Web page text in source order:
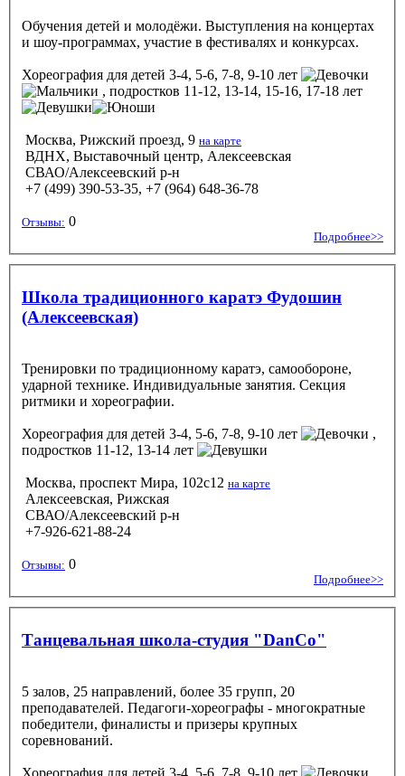
Обучения детей и молодёжи. Выступления на концертах
и шоу-программах, участие в фестивалях и конкурсах.
Хореография для детей 3-4, 5-6, 7-8, 9-10 лет
, подростков 11-12, 13-14, 15-16, 17-18 лет
Москва, Рижский проезд, 9 на карте
ВДНХ, Выставочный центр, Алексеевская
СВАО/Алексеевский р-н
+7 (499) 390-53-35, +7 (964) 648-36-78
Отзывы: 0
Подробнее>>
Школа традиционного каратэ Фудошин
(Алексеевская)
Тренировки по традиционному каратэ, самообороне,
ударной технике. Индивидуальные занятия. Секция
ритмики и хореографии.
Хореография для детей 3-4, 5-6, 7-8, 9-10 лет
,
подростков 11-12, 13-14 лет
Москва, проспект Мира, 102с12 на карте
Алексеевская, Рижская
СВАО/Алексеевский р-н
+7-926-621-88-24
Отзывы: 0
Подробнее>>
Танцевальная школа-студия "DanCo"
5 залов, 25 направлений, более 35 групп, 20
преподавателей. Педагоги-хореографы - многократные
победители, финалисты и призеры крупных
соревнований.
Хореография для детей 3-4, 5-6, 7-8, 9-10 лет